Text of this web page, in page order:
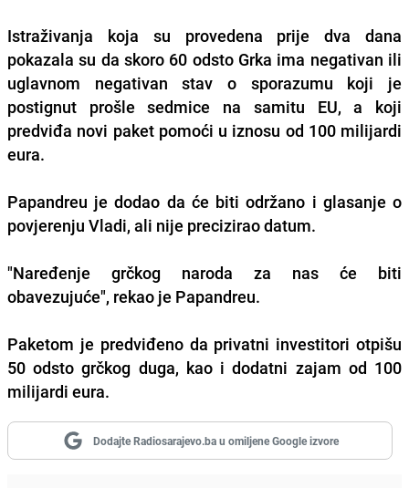
Istraživanja koja su provedena prije dva dana
pokazala su da skoro 60 odsto Grka ima negativan ili
uglavnom negativan stav o sporazumu koji je
postignut prošle sedmice na samitu EU, a koji
predviđa novi paket pomoći u iznosu od 100 milijardi
eura.
Papandreu je dodao da će biti održano i glasanje o
povjerenju Vladi, ali nije precizirao datum.
"Naređenje grčkog naroda za nas će biti
obavezujuće", rekao je Papandreu.
Paketom je predviđeno da privatni investitori otpišu
50 odsto grčkog duga, kao i dodatni zajam od 100
milijardi eura.
Dodajte Radiosarajevo.ba u omiljene Google izvore